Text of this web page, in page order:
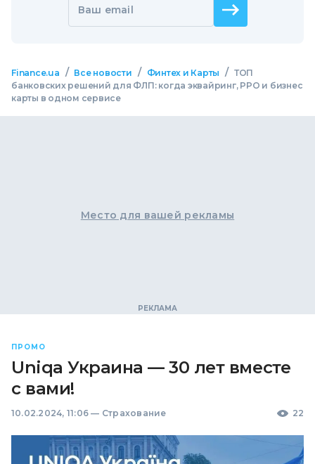
Ваш email
Finance.ua / Все новости / Финтех и Карты / ТОП
банковских решений для ФЛП: когда эквайринг, РРО и бизнес
карты в одном сервисе
Место для вашей рекламы
ПРОМО
Uniqa Украина — 30 лет вместе
с вами!
10.02.2024, 11:06 — Страхование 22